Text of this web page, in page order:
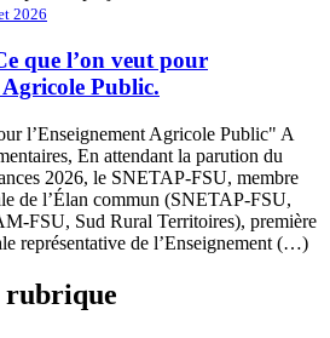
2026
que l’on veut pour
Agricole Public.
l’Enseignement Agricole Public" A
En attendant la parution du
2026, le SNETAP-FSU, membre
de l’Élan commun (SNETAP-FSU,
FSU, Sud Rural Territoires), première
représentative de l’Enseignement (…)
rubrique